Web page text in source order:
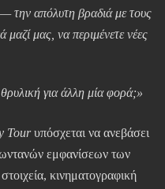
την απόλυτη βραδιά με τους
μας, να περιμένετε νέες
για άλλη μία φορά;»
Tourυπόσχεται να ανεβάσει
εμφανίσεων των
κινηματογραφική